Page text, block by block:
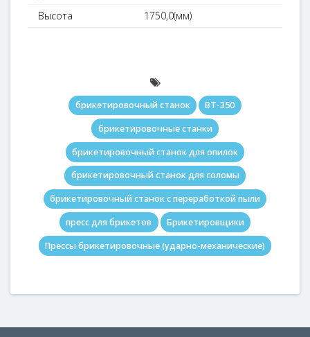
Высота
1750,0(мм)
брикетировочный станок
BT-350
брикетировочные станки
брикетировочный станок для опилок
брикетировочный станок для соломы
брикетировочный станок с переработкой пыли
пресс для брикетов
Брикетировщики
Прессы брикетировочные (ударно-механические)